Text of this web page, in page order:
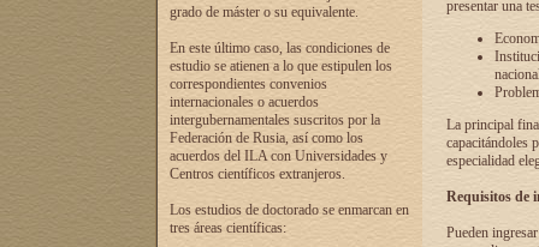
grado de máster o su equivalente.
En este último caso, las condiciones de
estudio se atienen a lo que estipulen los
correspondientes convenios
internacionales o acuerdos
intergubernamentales suscritos por la
Federación de Rusia, así como los
acuerdos del ILA con Universidades y
Centros científicos extranjeros.
Los estudios de doctorado se enmarcan en
tres áreas científicas:
presentar una
La principal
capacitándoles
especialidad
Requisitos de
Pueden